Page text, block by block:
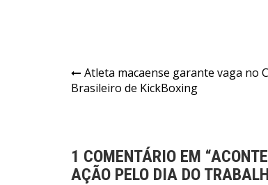
Atleta macaense garante vaga no
Brasileiro de KickBoxing
1 COMENTÁRIO EM “
AÇÃO PELO DIA DO